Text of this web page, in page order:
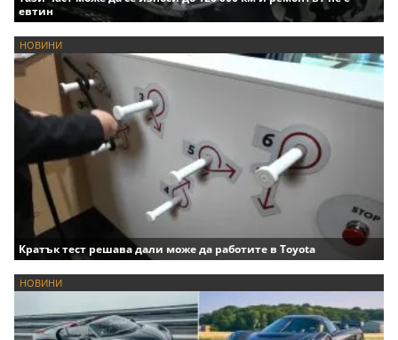
евтин
НОВИНИ
Кратък тест решава дали може да работите в Toyota
НОВИНИ